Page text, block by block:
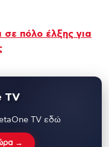
πόλο έλξης για
TV
TV εδώ
→